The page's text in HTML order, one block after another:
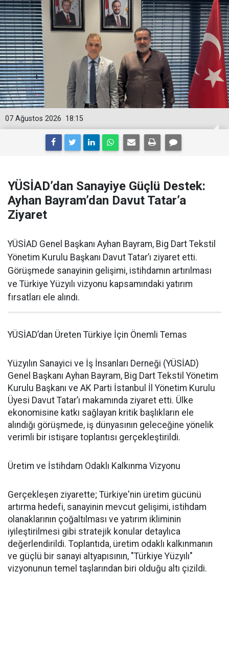
18:15
07 Ağustos 2026
YÜSİAD’dan Sanayiye Güçlü Destek:
Ayhan Bayram’dan Davut Tatar’a
Ziyaret
YÜSİAD Genel Başkanı Ayhan Bayram, Big Dart Tekstil
Yönetim Kurulu Başkanı Davut Tatar’ı ziyaret etti.
Görüşmede sanayinin gelişimi, istihdamın artırılması
ve Türkiye Yüzyılı vizyonu kapsamındaki yatırım
fırsatları ele alındı.
YÜSİAD’dan Üreten Türkiye İçin Önemli Temas
Yüzyılın Sanayici ve İş İnsanları Derneği (YÜSİAD)
Genel Başkanı Ayhan Bayram, Big Dart Tekstil Yönetim
Kurulu Başkanı ve AK Parti İstanbul İl Yönetim Kurulu
Üyesi Davut Tatar’ı makamında ziyaret etti. Ülke
ekonomisine katkı sağlayan kritik başlıkların ele
alındığı görüşmede, iş dünyasının geleceğine yönelik
verimli bir istişare toplantısı gerçekleştirildi.
Üretim ve İstihdam Odaklı Kalkınma Vizyonu
Gerçekleşen ziyarette; Türkiye'nin üretim gücünü
artırma hedefi, sanayinin mevcut gelişimi, istihdam
olanaklarının çoğaltılması ve yatırım ikliminin
iyileştirilmesi gibi stratejik konular detaylıca
değerlendirildi. Toplantıda, üretim odaklı kalkınmanın
ve güçlü bir sanayi altyapısının, "Türkiye Yüzyılı"
vizyonunun temel taşlarından biri olduğu altı çizildi.